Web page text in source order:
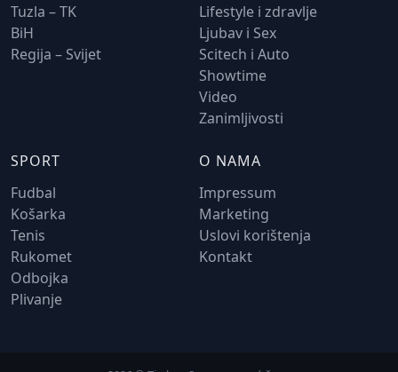
Tuzla – TK
BiH
Regija – Svijet
Lifestyle i zdravlje
Ljubav i Sex
Scitech i Auto
Showtime
Video
Zanimljivosti
SPORT
Fudbal
Košarka
Tenis
Rukomet
Odbojka
Plivanje
O NAMA
Impressum
Marketing
Uslovi korištenja
Kontakt